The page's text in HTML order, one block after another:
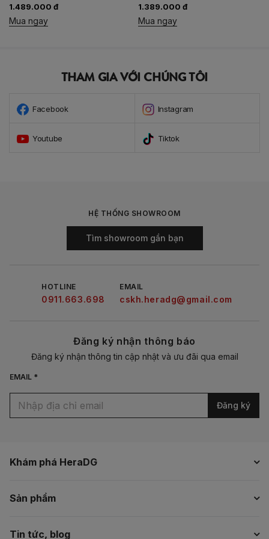
1.489.000 đ
Mua ngay
1.389.000 đ
Mua ngay
THAM GIA VỚI CHÚNG TÔI
Facebook Instagram
Youtube Tiktok
Khám phá HeraDG
Sản phẩm
Tin tức, blog
HỆ THỐNG SHOWROOM
Tìm showroom gần bạn
HOTLINE
0911.663.698
EMAIL
cskh.heradg@gmail.com
Đăng ký nhận thông báo
Đăng ký nhận thông tin cập nhật và ưu đãi qua email
EMAIL *
Đăng ký